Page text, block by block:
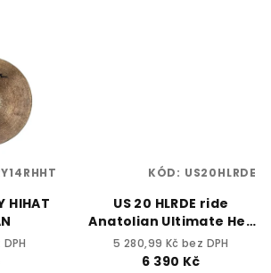
HIHAT
US 20 HLRDE ride
Anatolian Ultimate Hell
20"
5 280,99 Kč bez DPH
6 390 Kč
KÓD: US20HLRDE